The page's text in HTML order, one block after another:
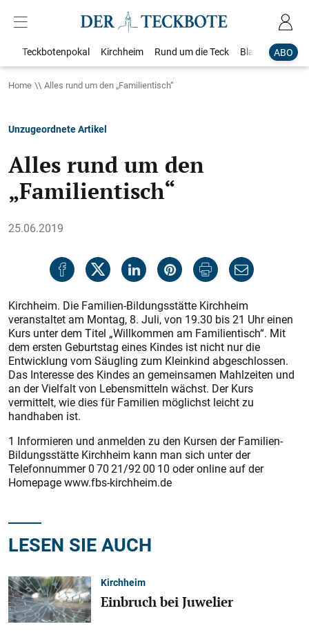
ABO
Teckbotenpokal Kirchheim Rund um die Teck Blaulicht
Home Alles rund um den „Familientisch“
Unzugeordnete Artikel
Alles rund um den
„Familientisch“
25.06.2019
Kirchheim. Die Familien-Bildungsstätte Kirchheim
veranstaltet am Montag, 8. Juli, von 19.30 bis 21 Uhr einen
Kurs unter dem Titel „Willkommen am Familientisch“. Mit
dem ersten Geburtstag eines Kindes ist nicht nur die
Entwicklung vom Säugling zum Kleinkind abgeschlossen.
Das Interesse des Kindes an gemeinsamen Mahlzeiten und
an der Vielfalt von Lebensmitteln wächst. Der Kurs
vermittelt, wie dies für Familien möglichst leicht zu
handhaben ist.
1 Informieren und anmelden zu den Kursen der Familien-
Bildungsstätte Kirchheim kann man sich unter der
Telefonnummer 0 70 21/92 00 10 oder online auf der
Homepage www.fbs-kirchheim.de
LESEN SIE AUCH
Kirchheim
Einbruch bei Juwelier